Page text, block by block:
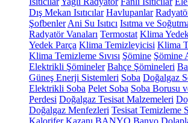
Dış Mekan Isıtıcılar Havlupanlar
Şofbenler Ani Su Isıtıcı Isıtma ve
Radyatör Vanaları Termostat Klima
Yedek Parça Klima Temizleyicisi Klima
Klima Temizleme Sıvısı Şömine Şömine
Elektrikli Şömineler Bahçe Şömineleri
Güneş Enerji Sistemleri Soba Doğalgaz
Elektrikli Soba Pelet Soba Soba Borusu
Perdesi Doğalgaz Tesisat Malzemeleri
Doğalgaz Menfezleri Tesisat Temizleme
Kalorifer Kazanı BANYO Banyo